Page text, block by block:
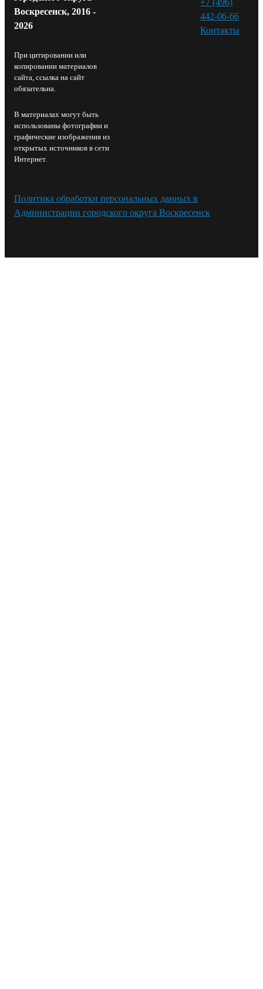
Воскресенск, 2016 -
2026
При цитировании или
копировании материалов
сайта, ссылка на сайт
обязательна.
В материалах могут быть
использованы фотографии и
графические изображения из
открытых источников в сети
Интернет.
442-06-66
Контакты⁠
Политика обработки персональных данных в
Администрации городского округа Воскресенск